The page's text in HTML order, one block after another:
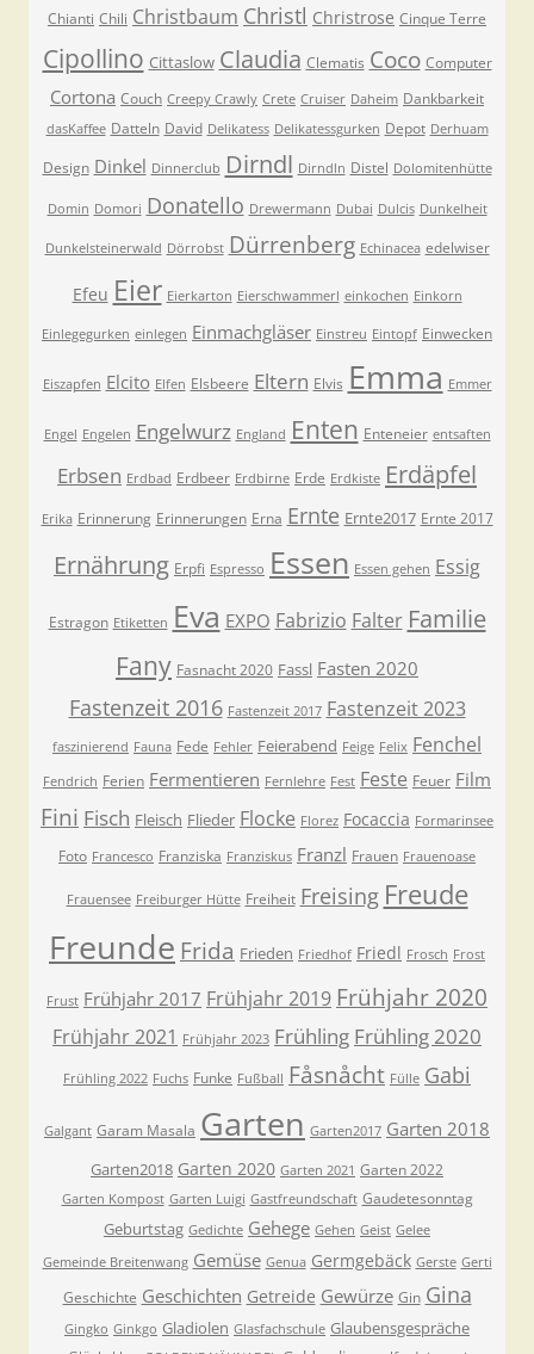
Chianti Chili Christbaum Christl Christrose Cinque Terre
Cipollino Cittaslow Claudia Clematis Coco Computer
Cortona Couch Creepy Crawly Crete Cruiser Daheim Dankbarkeit
dasKaffee Datteln David Delikatess Delikatessgurken Depot Derhuam
Design Dinkel Dinnerclub Dirndl Dirndln Distel Dolomitenhütte
Domin Domori Donatello Drewermann Dubai Dulcis Dunkelheit
Dunkelsteinerwald Dörrobst Dürrenberg Echinacea edelwiser
Efeu Eier Eierkarton Eierschwammerl einkochen Einkorn
Einlegegurken einlegen Einmachgläser Einstreu Eintopf Einwecken
Eiszapfen Elcito Elfen Elsbeere Eltern Elvis Emma Emmer
Engel Engelen Engelwurz England Enten Enteneier entsaften
Erbsen Erdbad Erdbeer Erdbirne Erde Erdkiste Erdäpfel
Erika Erinnerung Erinnerungen Erna Ernte Ernte2017 Ernte 2017
Ernährung Erpfi Espresso Essen Essen gehen Essig
Estragon Etiketten Eva EXPO Fabrizio Falter Familie
Fany Fasnacht 2020 Fassl Fasten 2020
Fastenzeit 2016 Fastenzeit 2017 Fastenzeit 2023
faszinierend Fauna Fede Fehler Feierabend Feige Felix Fenchel
Fendrich Ferien Fermentieren Fernlehre Fest Feste Feuer Film
Fini Fisch Fleisch Flieder Flocke Florez Focaccia Formarinsee
Foto Francesco Franziska Franziskus Franzl Frauen Frauenoase
Frauensee Freiburger Hütte Freiheit Freising Freude
Freunde Frida Frieden Friedhof Friedl Frosch Frost
Frust Frühjahr 2017 Frühjahr 2019 Frühjahr 2020
Frühjahr 2021 Frühjahr 2023 Frühling Frühling 2020
Frühling 2022 Fuchs Funke Fußball Fåsnåcht Fülle Gabi
Galgant Garam Masala Garten Garten2017 Garten 2018
Garten2018 Garten 2020 Garten 2021 Garten 2022
Garten Kompost Garten Luigi Gastfreundschaft Gaudetesonntag
Geburtstag Gedichte Gehege Gehen Geist Gelee
Gemeinde Breitenwang Gemüse Genua Germgebäck Gerste Gerti
Geschichte Geschichten Getreide Gewürze Gin Gina
Gingko Ginkgo Gladiolen Glasfachschule Glaubensgespräche